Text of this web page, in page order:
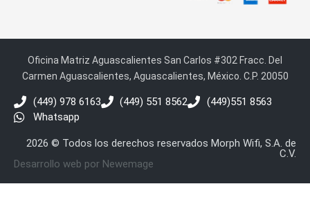
Oficina Matriz Aguascalientes San Carlos #302 Fracc. Del
Carmen Aguascalientes, Aguascalientes, México. C.P. 20050
(449) 978 6163 (449) 551 8562
(449)551 8563
Whatsapp
2026 © Todos los derechos reservados Morph Wifi, S.A. de
C.V.
Desarrollo web por Newemage